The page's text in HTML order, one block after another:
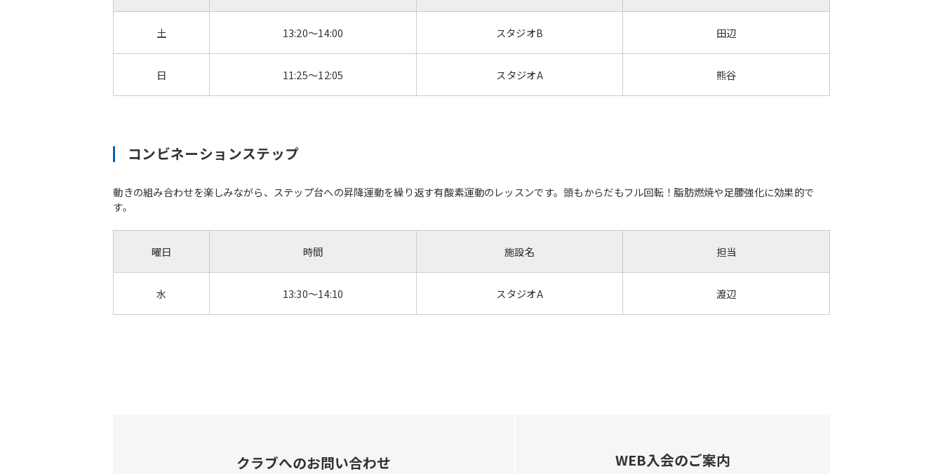
土 13:20～14:00 スタジオB 田辺
日 11:25～12:05 スタジオA 熊谷
コンビネーションステップ
動きの組み合わせを楽しみながら、ステップ台への昇降運動を繰り返す有酸素運動のレッスンです。頭もからだもフル回転！脂肪燃焼や足腰強化に効果的で
す。
曜日
水
時間
13:30～14:10
施設名
スタジオA
担当
渡辺
クラブへのお問い合わせ WEB入会のご案内
However, if you use an automatic
translation service, the Japanese
translated mechanically, so it may
not be an accurate translation.
Automatic translation start